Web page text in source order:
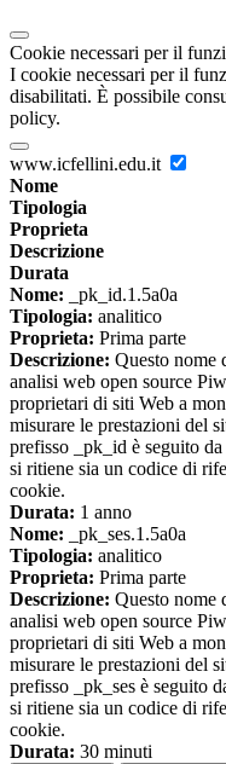
Cookie necessari per il
I cookie necessari per il
disabilitati. È possibile
policy.
www.icfellini.edu.it
Nome
Tipologia
Proprieta
Descrizione
Durata
Nome: _pk_id.1.5a0a
Tipologia: analitico
Proprieta: Prima parte
Descrizione: Questo nome
analisi web open source
proprietari di siti Web a
misurare le prestazioni del
prefisso _pk_id è seguito
si ritiene sia un codice di
cookie.
Durata: 1 anno
Nome: _pk_ses.1.5a0a
Tipologia: analitico
Proprieta: Prima parte
Descrizione: Questo nome
analisi web open source
proprietari di siti Web a
misurare le prestazioni del
prefisso _pk_ses è seguito
si ritiene sia un codice di
cookie.
Durata: 30 minuti